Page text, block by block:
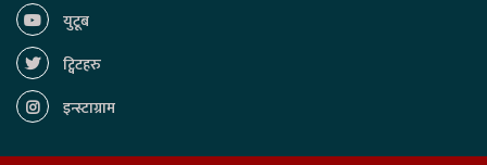
युटूब
ट्विटहरु
इन्स्टाग्राम